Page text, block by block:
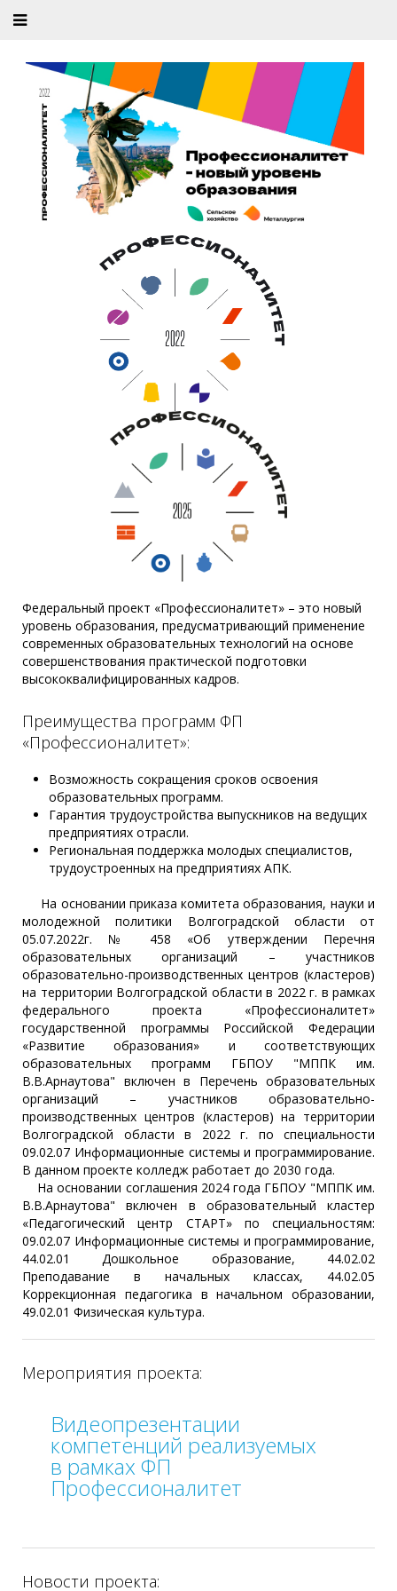
Федеральный проект «Профессионалитет» – это новый
уровень образования, предусматривающий применение
современных образовательных технологий на основе
совершенствования практической подготовки
высококвалифицированных кадров.
Преимущества программ ФП
«Профессионалитет»:
Возможность сокращения сроков освоения
образовательных программ.
Гарантия трудоустройства выпускников на ведущих
предприятиях отрасли.
Региональная поддержка молодых специалистов,
трудоустроенных на предприятиях АПК.
На основании приказа комитета образования, науки и
молодежной политики Волгоградской области от
05.07.2022г. № 458 «Об утверждении Перечня
образовательных организаций – участников
образовательно-производственных центров (кластеров)
на территории Волгоградской области в 2022 г. в рамках
федерального проекта «Профессионалитет»
государственной программы Российской Федерации
«Развитие образования» и соответствующих
образовательных программ ГБПОУ "МППК им.
В.В.Арнаутова" включен в Перечень образовательных
организаций – участников образовательно-
производственных центров (кластеров) на территории
Волгоградской области в 2022 г. по специальности
09.02.07 Информационные системы и программирование.
В данном проекте колледж работает до 2030 года.
На основании соглашения 2024 года ГБПОУ "МППК им.
В.В.Арнаутова" включен в образовательный кластер
«Педагогический центр СТАРТ» по специальностям:
09.02.07 Информационные системы и программирование,
44.02.01 Дошкольное образование, 44.02.02
Преподавание в начальных классах, 44.02.05
Коррекционная педагогика в начальном образовании,
49.02.01 Физическая культура.
Мероприятия проекта:
Видеопрезентации
компетенций реализуемых
в рамках ФП
Профессионалитет
Новости проекта: